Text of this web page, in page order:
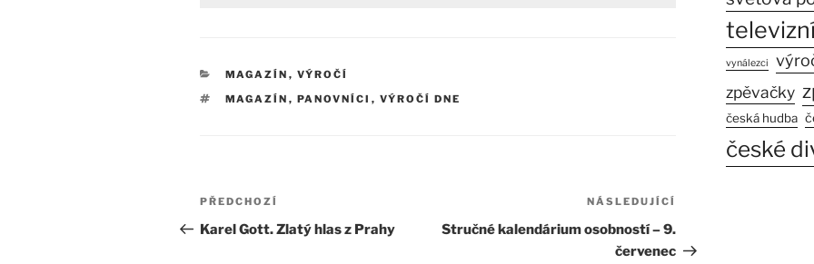
RUBRIKY
MAGAZÍN , VÝROČÍ
ŠTÍTKY
MAGAZÍN , PANOVNÍCI , VÝROČÍ DNE
Navigace
pro
Předchozí
příspěvek
PŘEDCHOZÍ
Karel Gott. Zlatý hlas z Prahy
NÁSLEDUJÍCÍ
Stručné kalendárium osobností – 9.
červenec
vynálezci
zpěvačky
česká hudba
české